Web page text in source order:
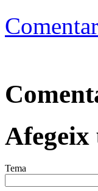
Afegeix
Tema